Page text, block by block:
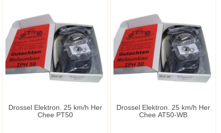
Drossel Elektron. 25 km/h Her
Chee PT50
Drossel Elektron. 25 km/h Her
Chee AT50-WB